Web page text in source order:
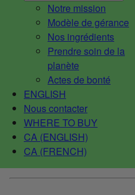
Notre mission
Modèle de gérance
Nos ingrédients
Prendre soin de la
planète
Actes de bonté
ENGLISH
Nous contacter
WHERE TO BUY
CA (ENGLISH)
CA (FRENCH)